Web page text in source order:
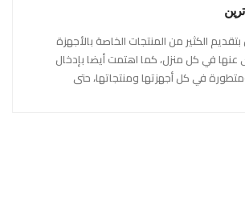
الكثير من المنتجات الخاصة بالأجهزة
عنها في كل منزل، كما اهتمت أيضا بإدخال
في كل أجهزتها ومنتجاتها، حتى